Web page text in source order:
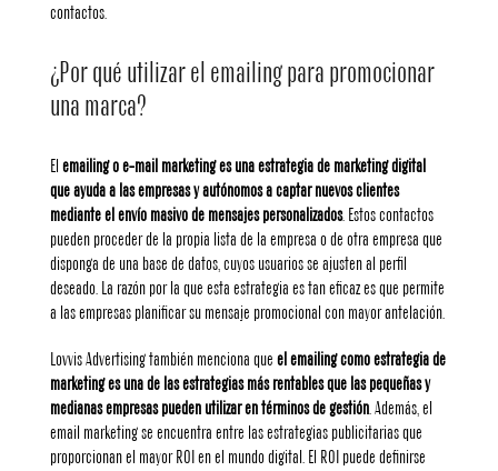
contactos.
¿Por qué utilizar el emailing para promocionar
una marca?
El emailing o e-mail marketing es una estrategia de marketing digital
que ayuda a las empresas y autónomos a captar nuevos clientes
mediante el envío masivo de mensajes personalizados. Estos contactos
pueden proceder de la propia lista de la empresa o de otra empresa que
disponga de una base de datos, cuyos usuarios se ajusten al perfil
deseado. La razón por la que esta estrategia es tan eficaz es que permite
a las empresas planificar su mensaje promocional con mayor antelación.
Lovvis Advertising también menciona que el emailing como estrategia de
marketing es una de las estrategias más rentables que las pequeñas y
medianas empresas pueden utilizar en términos de gestión. Además, el
email marketing se encuentra entre las estrategias publicitarias que
proporcionan el mayor ROI en el mundo digital. El ROI puede definirse